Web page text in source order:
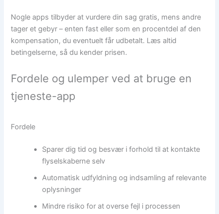
Nogle apps tilbyder at vurdere din sag gratis, mens andre
tager et gebyr – enten fast eller som en procentdel af den
kompensation, du eventuelt får udbetalt. Læs altid
betingelserne, så du kender prisen.
Fordele og ulemper ved at bruge en
tjeneste-app
Fordele
Sparer dig tid og besvær i forhold til at kontakte
flyselskaberne selv
Automatisk udfyldning og indsamling af relevante
oplysninger
Mindre risiko for at overse fejl i processen